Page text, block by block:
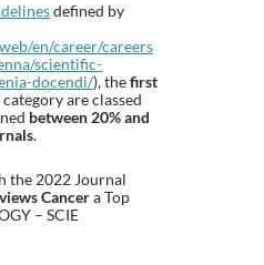
defined by
en/career/careers
scientific-
docendi/), thefirst
are classed
between 20% and
.
the 2022 Journal
Cancera Top
– SCIE